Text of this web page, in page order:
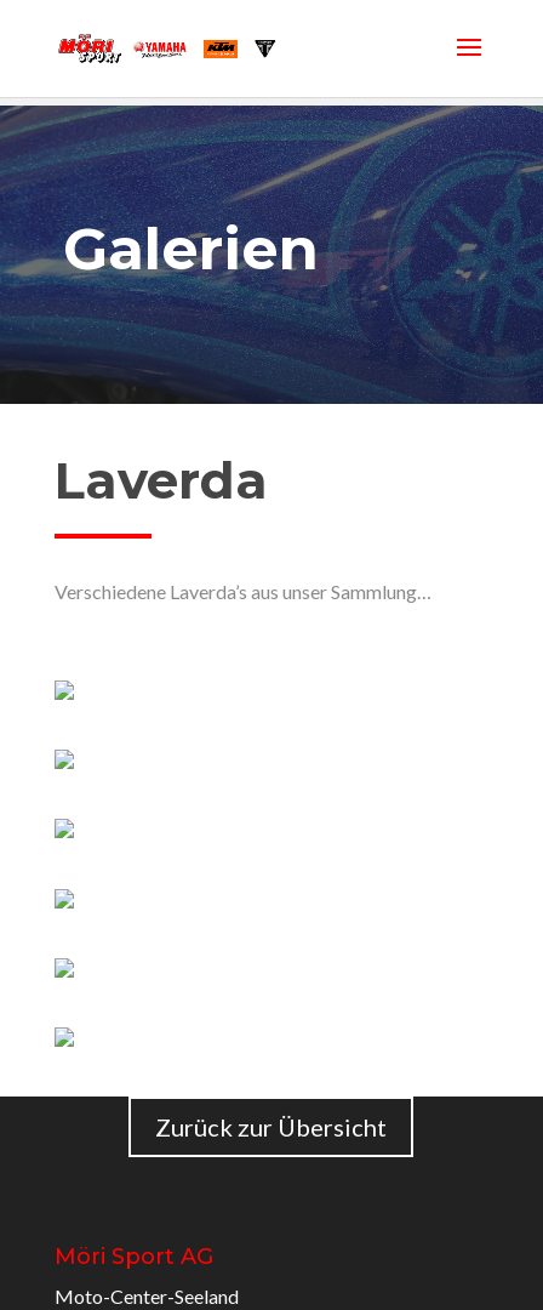
Galerien
Laverda
Verschiedene Laverda’s aus unser Sammlung…
Zurück zur Übersicht
Möri Sport AG
Moto-Center-Seeland